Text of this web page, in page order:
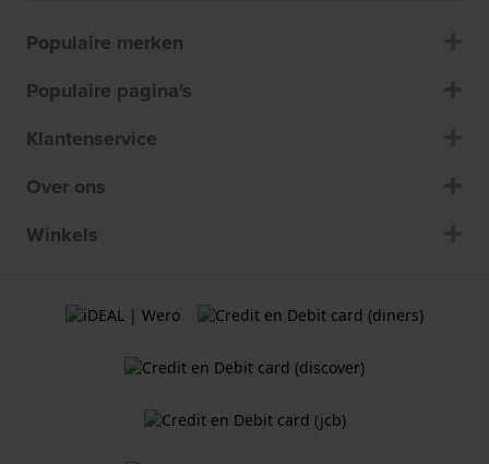
Populaire merken
Populaire pagina's
Klantenservice
Over ons
Winkels